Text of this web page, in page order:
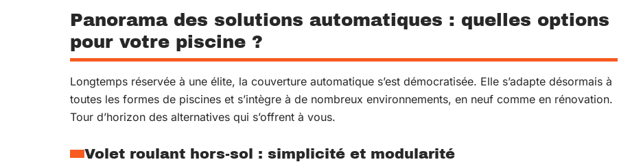
Panorama des solutions automatiques : quelles options
pour votre piscine ?
Longtemps réservée à une élite, la couverture automatique s’est démocratisée. Elle s’adapte désormais à
toutes les formes de piscines et s’intègre à de nombreux environnements, en neuf comme en rénovation.
Tour d’horizon des alternatives qui s’offrent à vous.
Volet roulant hors-sol : simplicité et modularité